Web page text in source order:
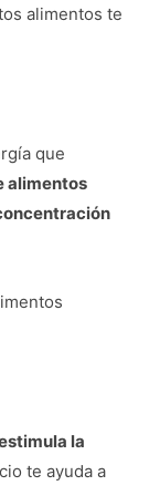
alimentos te
que
alimentos
la
te ayuda a